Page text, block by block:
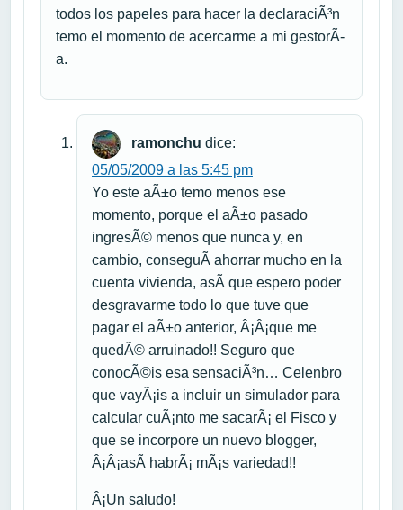
todos los papeles para hacer la declaraciÃ³n
temo el momento de acercarme a mi gestorÃ­
a.
ramonchu dice:
05/05/2009 a las 5:45 pm
Yo este aÃ±o temo menos ese
momento, porque el aÃ±o pasado
ingresÃ© menos que nunca y, en
cambio, conseguÃ­ ahorrar mucho en la
cuenta vivienda, asÃ­ que espero poder
desgravarme todo lo que tuve que
pagar el aÃ±o anterior, Â¡Â¡que me
quedÃ© arruinado!! Seguro que
conocÃ©is esa sensaciÃ³n… Celenbro
que vayÃ¡is a incluir un simulador para
calcular cuÃ¡nto me sacarÃ¡ el Fisco y
que se incorpore un nuevo blogger,
Â¡Â¡asÃ­ habrÃ¡ mÃ¡s variedad!!
Â¡Un saludo!